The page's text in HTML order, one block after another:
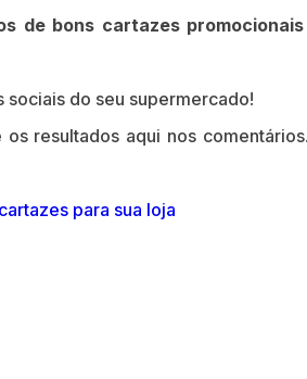
de bons cartazes
sociais do seu supermercado!
resultados aqui nos